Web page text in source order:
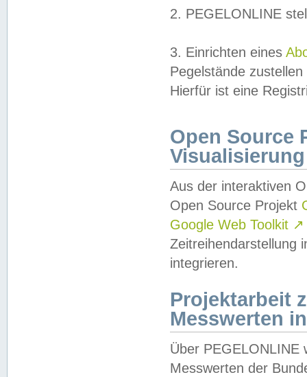
2. PEGELONLINE
3. Einrichten eines
Pegelstände
Hierfür ist eine
Open Source
Visualisierung
Aus der interaktiven
Open Source Projekt
Google Web Toolkit ↗
Zeitreihendarstellung
integrieren.
Projektarbeit
Messwerten
Über PEGELONLINE
Messwerten der